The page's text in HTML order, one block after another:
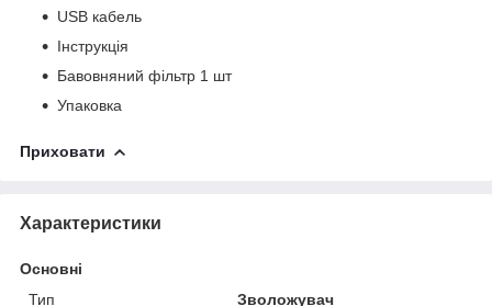
USB кабель
Інструкція
Бавовняний фільтр 1 шт
Упаковка
Приховати
Характеристики
Основні
Тип
Зволожувач